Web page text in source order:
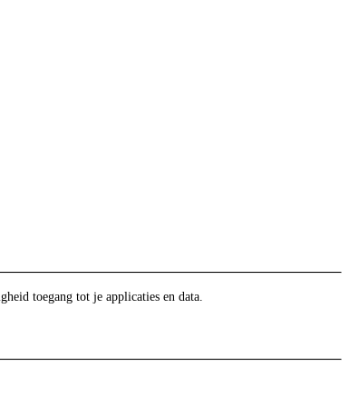
toegang tot je applicaties en data.